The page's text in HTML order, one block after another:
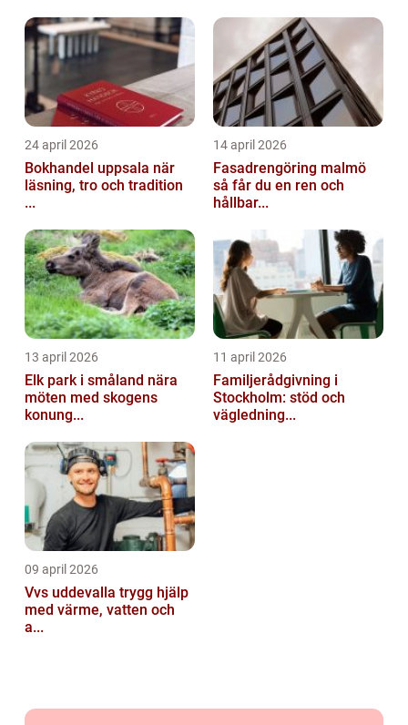
24 april 2026
Bokhandel uppsala när
läsning, tro och tradition
...
14 april 2026
Fasadrengöring malmö
så får du en ren och
hållbar...
13 april 2026
Elk park i småland nära
möten med skogens
konung...
11 april 2026
Familjerådgivning i
Stockholm: stöd och
vägledning...
09 april 2026
Vvs uddevalla trygg hjälp
med värme, vatten och
a...